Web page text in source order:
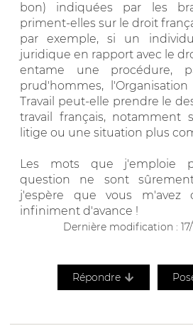
bon) indiquées par les
priment-elles sur le droit
par exemple, si un
juridique en rapport avec le
entame une procédure,
prud'hommes,
Travail peut-elle prendre le
travail français, notamment
litige ou une situation plus
Les mots que j'emploie
question ne sont
j'espère que vous m'avez
infiniment d'avance !
Dernière modification :
Répondre